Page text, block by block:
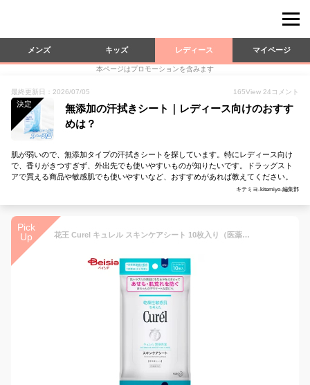
メンズ キッズ レディース マイページ
本ページはプロモーションを含みます
最終更新日：2026/07/05 165View 24 コメント
決定
無添加の汗拭きシート｜レディース向けのおすす
めは？
肌が弱いので、無添加タイプの汗拭きシートを探しています。特にレディース向け
で、香りがきつすぎず、外出先でも使いやすいものが知りたいです。ドラッグスト
アで買える商品や敏感肌でも使いやすいなど、おすすめがあれば教えてください。
キテミヨ-kitemiyo-編集部
Pick
Up
花王 Curel キュレル スキンケアシート 10枚入り（医薬部外品） | 乾燥肌 敏感肌 低刺激 無香料 無着色 アルコールフリー パラベンフリー アレルギーテスト済み 敏感肌用 スキンケア 保湿 うるおい